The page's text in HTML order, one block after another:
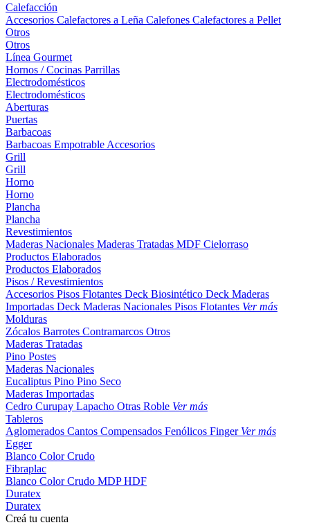
Calefacción
Accesorios Calefactores a Leña Calefones Calefactores a Pellet
Otros
Otros
Línea Gourmet
Hornos / Cocinas Parrillas
Electrodomésticos
Electrodomésticos
Aberturas
Puertas
Barbacoas
Barbacoas Empotrable Accesorios
Grill
Grill
Horno
Horno
Plancha
Plancha
Revestimientos
Maderas Nacionales Maderas Tratadas MDF Cielorraso
Productos Elaborados
Productos Elaborados
Pisos / Revestimientos
Accesorios Pisos Flotantes Deck Biosintético Deck Maderas
Importadas Deck Maderas Nacionales Pisos Flotantes Ver más
Molduras
Zócalos Barrotes Contramarcos Otros
Maderas Tratadas
Pino Postes
Maderas Nacionales
Eucaliptus Pino Pino Seco
Maderas Importadas
Cedro Curupay Lapacho Otras Roble Ver más
Tableros
Aglomerados Cantos Compensados Fenólicos Finger Ver más
Egger
Blanco ColorCrudo
Fibraplac
Blanco ColorCrudo MDPHDF
Duratex
Duratex
Creá tu cuenta